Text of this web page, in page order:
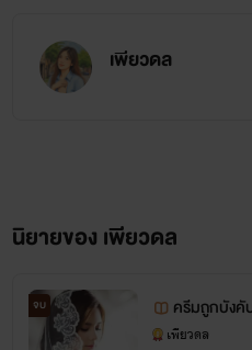
เพียวดล
นิยายของ เพียวดล
จบ ครีมถูกบังคั
เพียวดล